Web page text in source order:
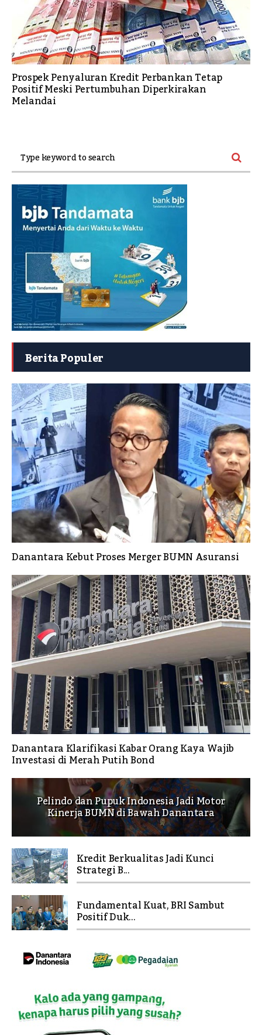
Prospek Penyaluran Kredit Perbankan Tetap
Positif Meski Pertumbuhan Diperkirakan
Melandai
Berita Populer
Danantara Kebut Proses Merger BUMN Asuransi
Danantara Klarifikasi Kabar Orang Kaya Wajib
Investasi di Merah Putih Bond
Pelindo dan Pupuk Indonesia Jadi Motor
Kinerja BUMN di Bawah Danantara
Kredit Berkualitas Jadi Kunci
Strategi B...
Fundamental Kuat, BRI Sambut
Positif Duk...